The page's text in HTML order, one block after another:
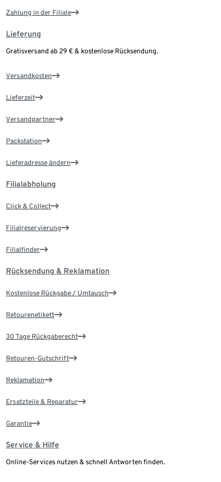
Zahlung in der Filiale
Lieferung
Gratisversand ab 29 € & kostenlose Rücksendung.
Versandkosten
Lieferzeit
Versandpartner
Packstation
Lieferadresse ändern
Filialabholung
Click & Collect
Filialreservierung
Filialfinder
Rücksendung & Reklamation
Kostenlose Rückgabe / Umtausch
Retourenetikett
30 Tage Rückgaberecht
Retouren-Gutschrift
Reklamation
Ersatzteile & Reparatur
Garantie
Service & Hilfe
Online-Services nutzen & schnell Antworten finden.